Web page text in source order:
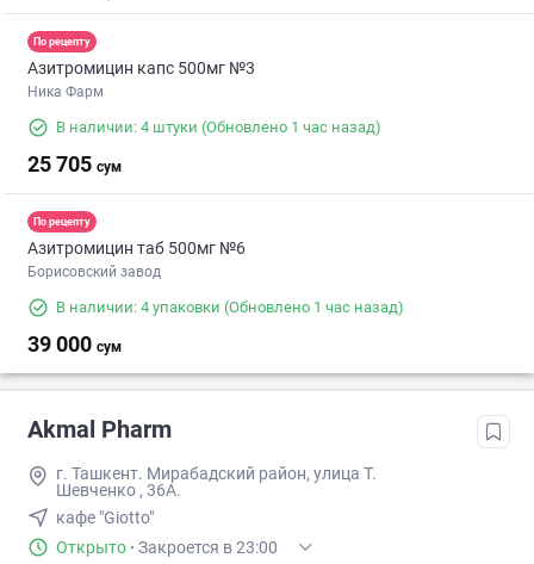
По рецепту
Азитромицин капс 500мг №3
Ника Фарм
В наличии: 4 штуки (Обновлено 1 час назад)
25 705 сум
По рецепту
Азитромицин таб 500мг №6
Борисовский завод
В наличии: 4 упаковки (Обновлено 1 час назад)
39 000 сум
Akmal Pharm
г. Ташкент. Мирабадский район, улица Т.
Шевченко , 36А.
кафе "Giotto"
Открыто · Закроется в 23:00